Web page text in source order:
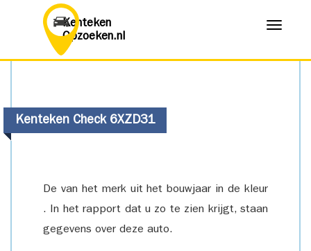
Kenteken
Opzoeken.nl
Menu
Kenteken Check 6XZD31
De van het merk uit het bouwjaar in de kleur
. In het rapport dat u zo te zien krijgt, staan
gegevens over deze auto.